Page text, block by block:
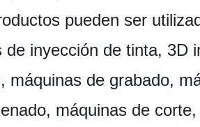
pueden ser
de inyección de tinta, 3D
máquinas de grabado,
máquinas de